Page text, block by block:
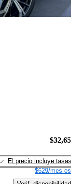
El precio incluye tasas
$629/mes